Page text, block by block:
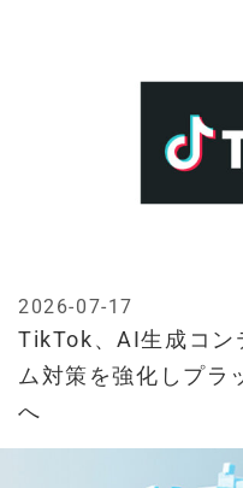
TikTok、AI生成コン
ム対策を強化しプラ
へ
2026-07-17